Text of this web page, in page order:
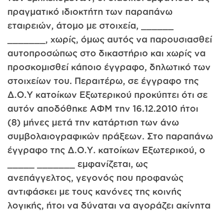
πραγματικό ιδιοκτήτη των παραπάνω
εταιρειών, άτομο με στοιχεία, ______
_______, χωρίς, όμως αυτός να παρουσιασθεί
αυτοπροσώπως στο δικαστήριο και χωρίς να
προσκομισθεί κάποιο έγγραφο, δηλωτικό των
στοιχείων του. Περαιτέρω, σε έγγραφο της
Δ.Ο.Υ κατοίκων Εξωτερικού προκύπτει ότι σε
αυτόν αποδόθηκε ΑΦΜ την 16.12.2010 ήτοι
(8) μήνες μετά την κατάρτιση των άνω
συμβολαιογραφικών πράξεων. Στο παραπάνω
έγγραφο της Δ.Ο.Υ. κατοίκων Εξωτερικού, ο
_____ _______ εμφανίζεται, ως
ανεπάγγελτος, γεγονός που προφανώς
αντιφάσκει με τους κανόνες της κοινής
λογικής, ήτοι να δύναται να αγοράζει ακίνητα